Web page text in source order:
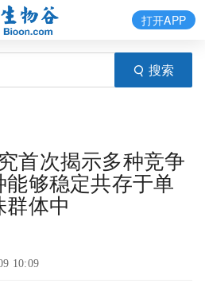
搜索
打开APP
首次揭示多种竞争
够稳定共存于单
体中
10:09